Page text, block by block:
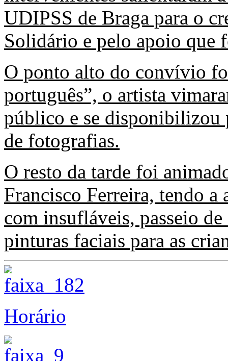
UDIPSS de Braga para o
Solidário e pelo apoio que
O ponto alto do convívio
português”, o artista
público e se disponibilizou
de fotografias.
O resto da tarde foi
Francisco Ferreira, tendo a
com insufláveis, passeio
pinturas faciais para as
Horário